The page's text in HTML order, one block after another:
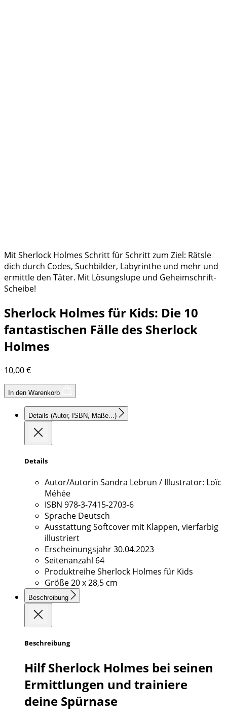
Mit Sherlock Holmes Schritt für Schritt zum Ziel: Rätsle
dich durch Codes, Suchbilder, Labyrinthe und mehr und
ermittle den Täter. Mit Lösungslupe und Geheimschrift-
Scheibe!
Sherlock Holmes für Kids: Die 10
fantastischen Fälle des Sherlock
Holmes
10,00€
In den Warenkorb
Details (Autor, ISBN, Maße...)
Details
Autor/Autorin Sandra Lebrun / Illustrator: Loïc
Méhée
ISBN 978-3-7415-2703-6
Sprache Deutsch
AusstattungSoftcover mit Klappen, vierfarbig
illustriert
Erscheinungsjahr30.04.2023
Seitenanzahl 64
ProduktreiheSherlock Holmes für Kids
Größe20 x 28,5 cm
Beschreibung
Beschreibung
Hilf Sherlock Holmes bei seinen
Ermittlungen und trainiere
deine Spürnase